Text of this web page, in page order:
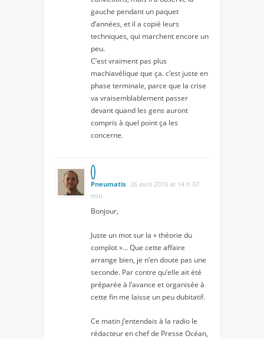
gauche pendant un paquet
d’années, et il a copié leurs
techniques, qui marchent encore un
peu.
C’est vraiment pas plus
machiavélique que ça. c’est juste en
phase terminale, parce que la crise
va vraisemblablement passer
devant quand les gens auront
compris à quel point ça les
concerne.
Pneumatis 26 avril 2010 at 14 h 07
min
Bonjour,
Juste un mot sur la « théorie du
complot »… Que cette affaire
arrange bien, je n’en doute pas une
seconde. Par contre qu’elle ait été
préparée à l’avance et organisée à
cette fin me laisse un peu dubitatif.
Ce matin j’entendais à la radio le
rédacteur en chef de Presse Océan,